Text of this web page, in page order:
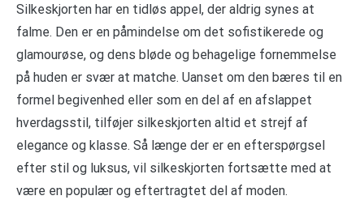
Silkeskjorten har en tidløs appel, der aldrig synes at
falme. Den er en påmindelse om det sofistikerede og
glamourøse, og dens bløde og behagelige fornemmelse
på huden er svær at matche. Uanset om den bæres til en
formel begivenhed eller som en del af en afslappet
hverdagsstil, tilføjer silkeskjorten altid et strejf af
elegance og klasse. Så længe der er en efterspørgsel
efter stil og luksus, vil silkeskjorten fortsætte med at
være en populær og eftertragtet del af moden.